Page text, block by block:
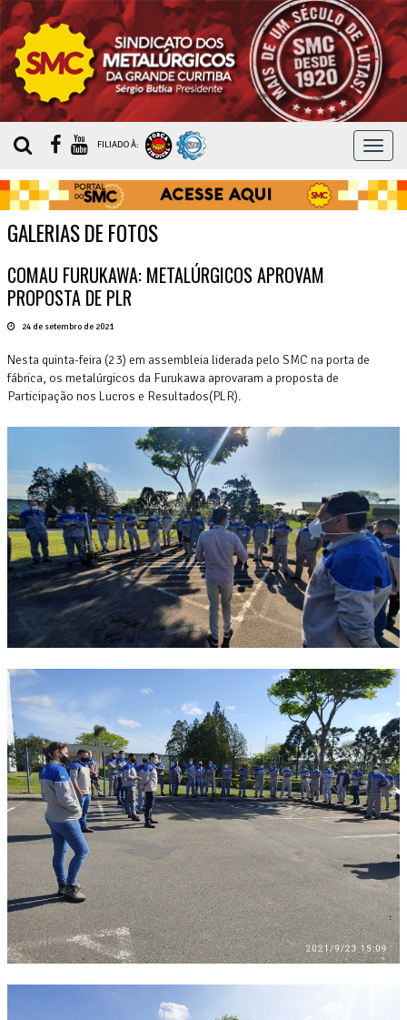
MENU
FILIADO À:
GALERIAS DE FOTOS
COMAU FURUKAWA: METALÚRGICOS APROVAM
PROPOSTA DE PLR
24 de setembro de 2021
Nesta quinta-feira (23) em assembleia liderada pelo SMC na porta de
fábrica, os metalúrgicos da Furukawa aprovaram a proposta de
Participação nos Lucros e Resultados(PLR).